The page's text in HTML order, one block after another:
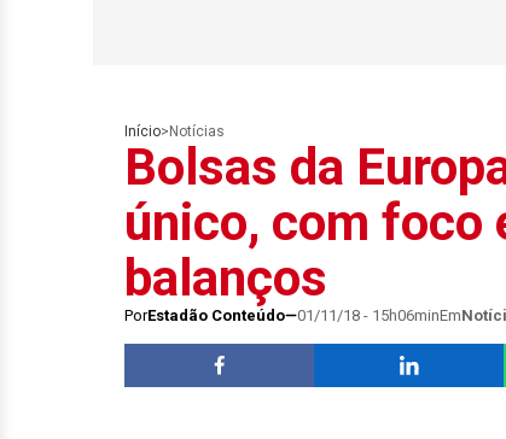
Início> Notícias
Bolsas da
único, com foco
balanços
PorEstadão Conteúdo 01/11/18 - 15h06minEm